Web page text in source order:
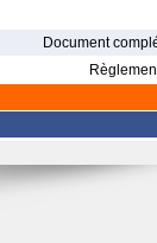
Document